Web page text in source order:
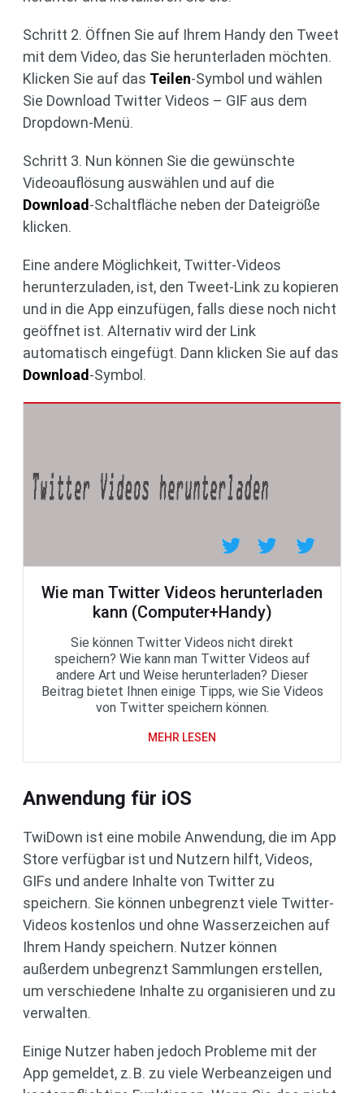
Schritt 2. Öffnen Sie auf Ihrem Handy den Tweet
mit dem Video, das Sie herunterladen möchten.
Klicken Sie auf das Teilen-Symbol und wählen
Sie Download Twitter Videos – GIF aus dem
Dropdown-Menü.
Schritt 3. Nun können Sie die gewünschte
Videoauflösung auswählen und auf die
Download-Schaltfläche neben der Dateigröße
klicken.
Eine andere Möglichkeit, Twitter-Videos
herunterzuladen, ist, den Tweet-Link zu kopieren
und in die App einzufügen, falls diese noch nicht
geöffnet ist. Alternativ wird der Link
automatisch eingefügt. Dann klicken Sie auf das
Download-Symbol.
Wie man Twitter Videos herunterladen
kann (Computer+Handy)
Sie können Twitter Videos nicht direkt
speichern? Wie kann man Twitter Videos auf
andere Art und Weise herunterladen? Dieser
Beitrag bietet Ihnen einige Tipps, wie Sie Videos
von Twitter speichern können.
MEHR LESEN
Anwendung für iOS
TwiDown ist eine mobile Anwendung, die im App
Store verfügbar ist und Nutzern hilft, Videos,
GIFs und andere Inhalte von Twitter zu
speichern. Sie können unbegrenzt viele Twitter-
Videos kostenlos und ohne Wasserzeichen auf
Ihrem Handy speichern. Nutzer können
außerdem unbegrenzt Sammlungen erstellen,
um verschiedene Inhalte zu organisieren und zu
verwalten.
Einige Nutzer haben jedoch Probleme mit der
App gemeldet, z. B. zu viele Werbeanzeigen und